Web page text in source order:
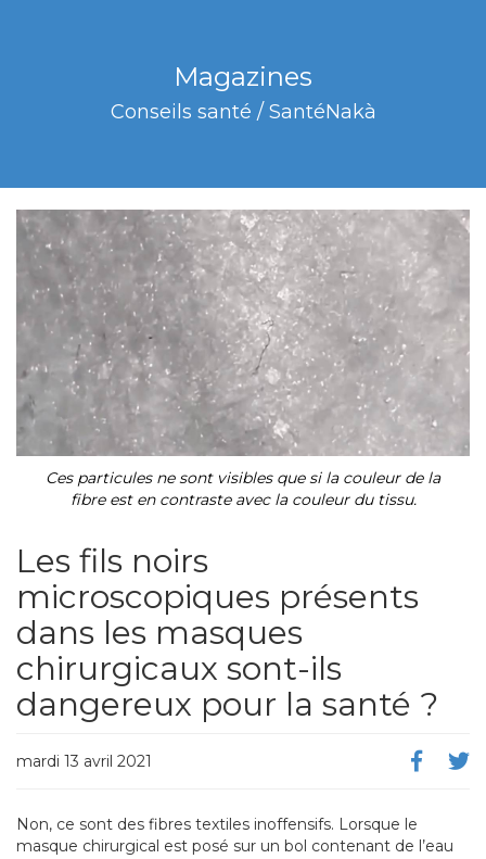
Magazines
Conseils santé / SantéNakà
Ces particules ne sont visibles que si la couleur de la
fibre est en contraste avec la couleur du tissu.
Les fils noirs
microscopiques présents
dans les masques
chirurgicaux sont-ils
dangereux pour la santé ?
mardi 13 avril 2021
Non, ce sont des fibres textiles inoffensifs. Lorsque le
masque chirurgical est posé sur un bol contenant de l’eau